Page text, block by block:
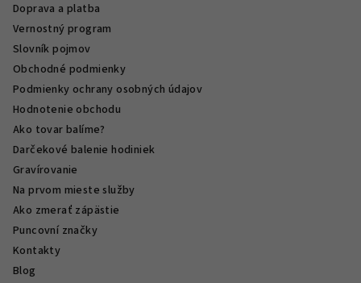
Doprava a platba
Vernostný program
Slovník pojmov
Obchodné podmienky
Podmienky ochrany osobných údajov
Hodnotenie obchodu
Ako tovar balíme?
Darčekové balenie hodiniek
Gravírovanie
Na prvom mieste služby
Ako zmerať zápästie
Puncovní značky
Kontakty
Blog